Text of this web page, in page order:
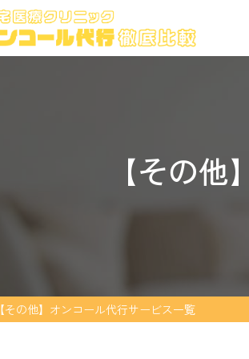
【その
【その他】オンコール代行サービス一覧